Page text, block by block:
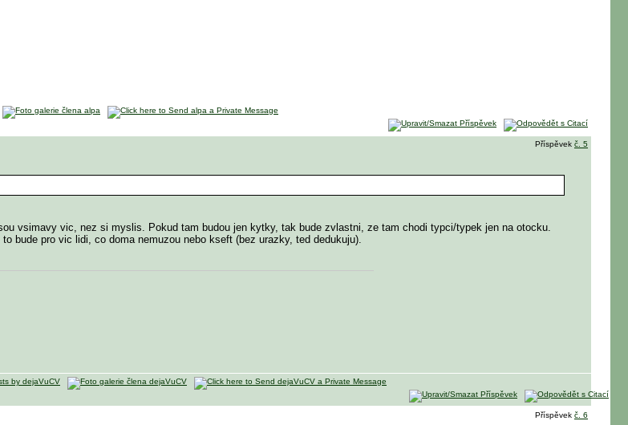
Příspěvek č. 5
vsimavy vic, nez si myslis. Pokud tam budou jen kytky, tak bude zvlastni, ze tam chodi typci/typek jen na otocku.
bude pro vic lidi, co doma nemuzou nebo kseft (bez urazky, ted dedukuju).
Příspěvek č. 6